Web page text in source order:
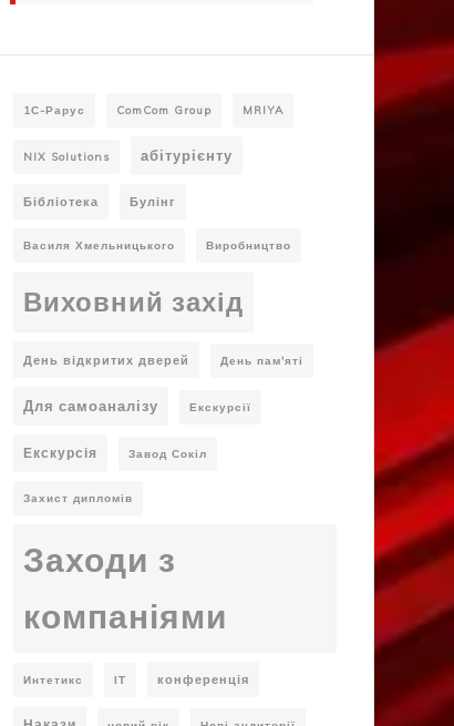
1С-Рарус ComCom Group MRIYA
NIX Solutions абітурієнту
Бібліотека Булінг
Василя Хмельницького Виробництво
Виховний захід
День відкритих дверей День пам'яті
Для самоаналізу Екскурсії
Екскурсія Завод Сокіл
Захист дипломів
Заходи з
компаніями
Интетикс ІТ конференція